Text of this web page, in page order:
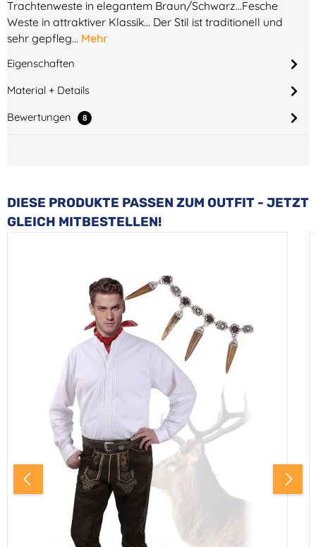
Trachtenweste in elegantem Braun/Schwarz...Fesche
Weste in attraktiver Klassik... Der Stil ist traditionell und
sehr gepfleg… Mehr
Eigenschaften
Material + Details
Bewertungen
8
Produktgalerie überspringen
DIESE PRODUKTE PASSEN ZUM OUTFIT - JETZT
GLEICH MITBESTELLEN!